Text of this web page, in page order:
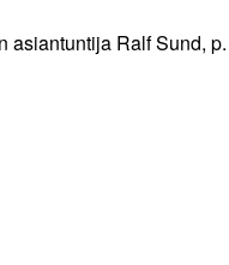
asiantuntija Ralf Sund,